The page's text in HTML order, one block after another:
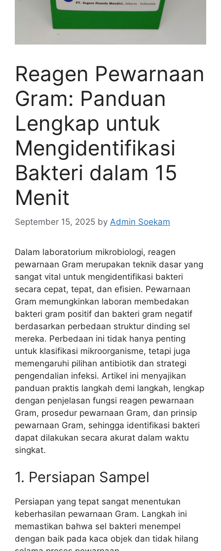
Reagen Pewarnaan
Gram: Panduan
Lengkap untuk
Mengidentifikasi
Bakteri dalam 15
Menit
September 15, 2025 by Admin Soekam
Dalam laboratorium mikrobiologi, reagen
pewarnaan Gram merupakan teknik dasar yang
sangat vital untuk mengidentifikasi bakteri
secara cepat, tepat, dan efisien. Pewarnaan
Gram memungkinkan laboran membedakan
bakteri gram positif dan bakteri gram negatif
berdasarkan perbedaan struktur dinding sel
mereka. Perbedaan ini tidak hanya penting
untuk klasifikasi mikroorganisme, tetapi juga
memengaruhi pilihan antibiotik dan strategi
pengendalian infeksi. Artikel ini menyajikan
panduan praktis langkah demi langkah, lengkap
dengan penjelasan fungsi reagen pewarnaan
Gram, prosedur pewarnaan Gram, dan prinsip
pewarnaan Gram, sehingga identifikasi bakteri
dapat dilakukan secara akurat dalam waktu
singkat.
1. Persiapan Sampel
Persiapan yang tepat sangat menentukan
keberhasilan pewarnaan Gram. Langkah ini
memastikan bahwa sel bakteri menempel
dengan baik pada kaca objek dan tidak hilang